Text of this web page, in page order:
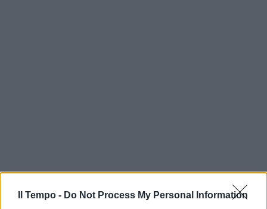
Il Tempo - Do Not Process My Personal Information
In evidenza